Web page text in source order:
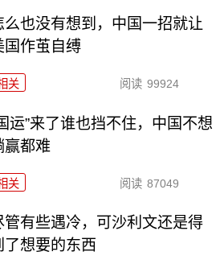
么也没有想到，中国一招就让
国作茧自缚
关 阅读 99924
运”来了谁也挡不住，中国不想
赢都难
关 阅读 87049
管有些遇冷，可沙利文还是得
了想要的东西